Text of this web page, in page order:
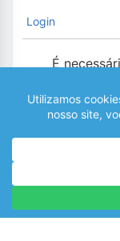
Login
É
0